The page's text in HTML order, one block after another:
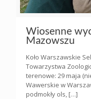
Wiosenne
Mazowszu
­­­­Koło Warszawskie
Towarzystwa
terenowe: 29 maja
Wawerskie w
podmokły ols, […]